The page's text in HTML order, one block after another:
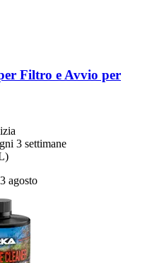
Filtro e Avvio per
3 settimane
agosto